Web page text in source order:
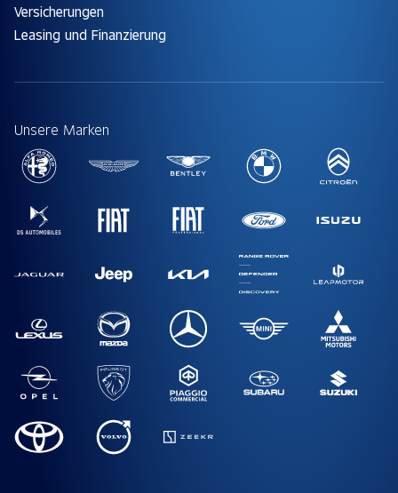
Versicherungen
Leasing und Finanzierung
Unsere Marken